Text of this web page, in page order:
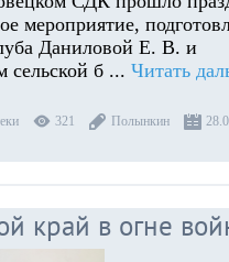
мероприятие,
Даниловой Е. В. и
сельской б ... Читать
321 Полынкин
край в огне